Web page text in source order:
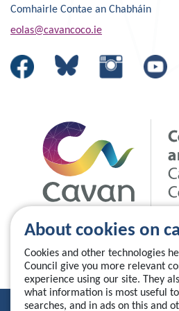
About cookies on
Cookies and other technologies
Council give you more relevant
experience using our site. They
what information is most useful
searches, and in ads on this and
Comhairle Contae an Chabháin
eolas@cavancoco.ie
Privacy Statement